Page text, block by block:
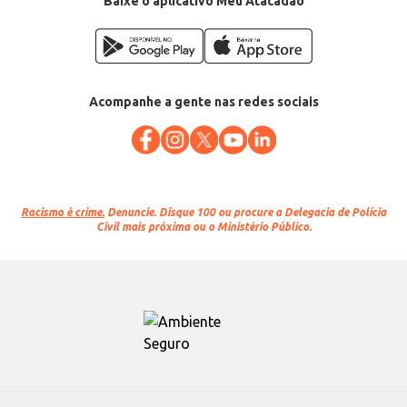
Acompanhe a gente nas redes sociais
Racismo é crime. Denuncie. Disque 100 ou procure a Delegacia de Polícia
Civil mais próxima ou o Ministério Público.